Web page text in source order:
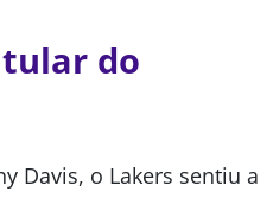
do
Davis, o Lakers sentiu a